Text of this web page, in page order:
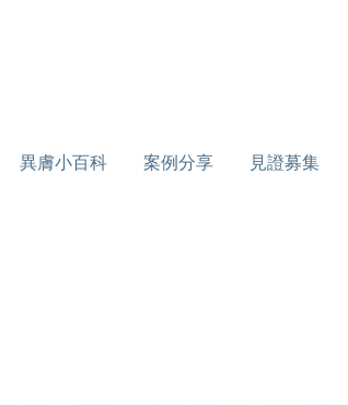
異膚小百科 案例分享 見證募集